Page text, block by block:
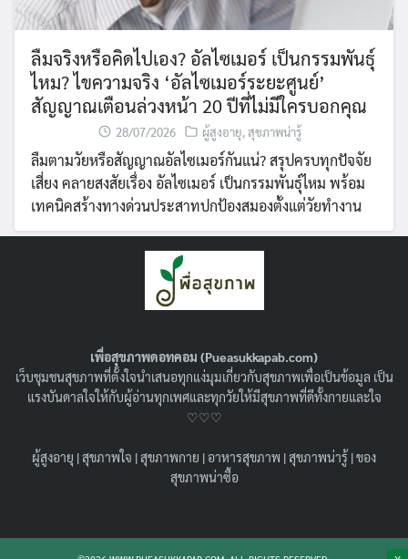
ลืมจริงหรือคิดไปเอง? อัลไซเมอร์ เป็นกรรมพันธุ์
ไหม? ไขความจริง ‘อัลไซเมอร์ระยะศูนย์’
สัญญาณเตือนล่วงหน้า 20 ปีที่ไม่มีใครบอกคุณ
28/07/2026 ผู้สูงอายุ,สุขภาพน่ารู้
ลืมตามวัยหรือสัญญาณอัลไซเมอร์กันแน่? สรุปครบทุกปัจจัย
เสี่ยง คลายสงสัยเรื่อง อัลไซเมอร์ เป็นกรรมพันธุ์ไหม พร้อม
เทคนิคสร้างทางด่วนประสาทปกป้องสมองตั้งแต่วัยทำงาน
ฟิลเลอร์เพิ่มขนาด HA Filler คืออะไร ?
เพื่อสุขภาพดอทคอม (Pueasukkapab.com)
เว็บชุมชนสุขภาพที่ตั้งใจนำเสนอทุกแง่มุมเกี่ยวกับสุขภาพเพื่อเป็นข้อมูล เป็น
แรงบันดาลใจให้กับผู้อ่านทุกเพศและทุกวัยให้มีสุขภาพที่ดีทั้งกายและใจ
♡♡♡
ผู้สูงอายุ |สุขภาพใจ |สุขภาพกาย |อาหารสุขภาพ |สุขภาพน่ารู้ |ของ
สุขภาพน่าซื้อ